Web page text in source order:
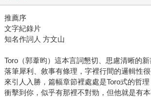
推薦序
文字紀錄片
知名作詞人 方文山
Toro（郭葦昀）這本言詞懇切、思慮清晰的新
落筆犀利、敘事有條理，字裡行間的邏輯性
來引人入勝，篇幅章節裡處處是Toro式的哲
衝擊到你，似乎有那裡不對勁，但他就是有